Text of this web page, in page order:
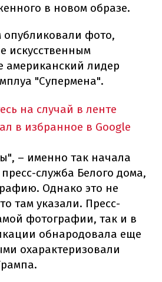
в новом образе.
опубликовали фото,
искусственным
американский лидер
"Супермена".
на случай в ленте
в избранное в Google
– именно так начала
служба Белого дома,
Однако это не
там указали. Пресс-
фотографии, так и в
обнародовала еще
охарактеризовали